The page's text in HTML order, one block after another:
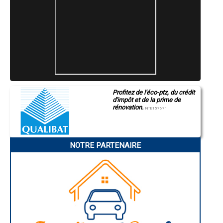
- Financez vos projets travaux de rénovation à Saint-Julien-les-
- Financez vos projets travaux de rénovation à Saint-Jean-du-Gard
- Financez vos projets travaux de rénovation à Aigues-Vives
- Financez vos projets travaux de rénovation à Quissac
- Financez vos projets travaux de rénovation à Salles-du-Gardon
- Financez vos projets travaux de rénovation à Saint-Geniès-de-
Malgoirès
- Financez vos projets travaux de rénovation à Codognan
- Financez vos projets travaux de rénovation à Rodilhan
- Financez vos projets travaux de rénovation à Aubais
- Financez vos projets travaux de rénovation à Le Cailar
- Financez vos projets travaux de rénovation à Remoulins
- Financez vos projets travaux de rénovation à Aubord
- Financez vos projets travaux de rénovation à Bagard
- Financez vos projets travaux de rénovation à Boisset-et-Gaujac
- Financez vos projets travaux de rénovation à Saint-Laurent-des-
Profitez de l'éco-ptz, du crédit
d'impôt et de la prime de
rénovation. N°E157671
NOTRE PARTENAIRE